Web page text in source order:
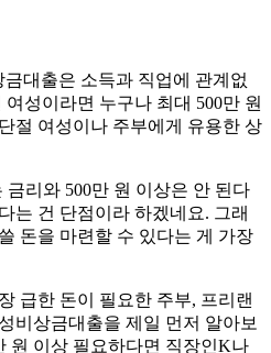
대출은 소득과 직업에 관계없
성이라면 누구나 최대 500만 원
절 여성이나 주부에게 유용한 상
금리와 500만 원 이상은 안 된다
는 건 단점이라 하겠네요. 그래
돈을 마련할 수 있다는 게 가장
급한 돈이 필요한 주부, 프리랜
비상금대출을 제일 먼저 알아보
원 이상 필요하다면 직장인K나